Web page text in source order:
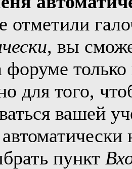
отметили
, вы
только
для того,
вашей
пункт